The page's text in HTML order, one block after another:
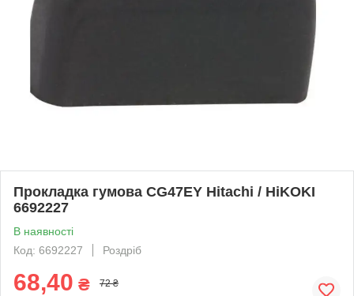
Прокладка гумова CG47EY Hitachi / HiKOKI
6692227
В наявності
Код: 6692227
Роздріб
68,40 ₴ 72 ₴